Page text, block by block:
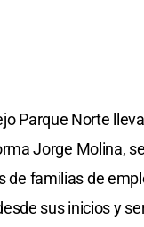
Parque Norte
Jorge Molina,
familias de
sus inicios y